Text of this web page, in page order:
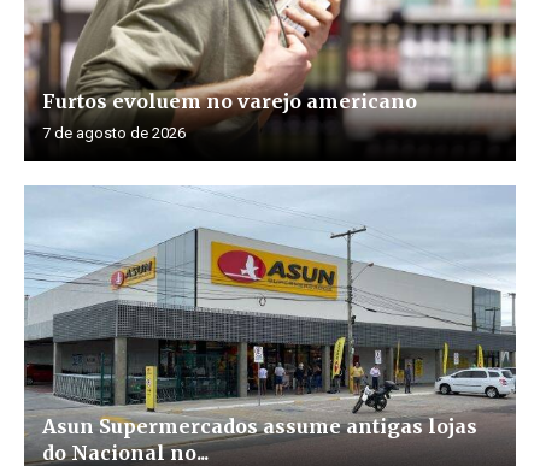
Furtos evoluem no varejo americano
7 de agosto de 2026
Asun Supermercados assume antigas lojas
do Nacional no...